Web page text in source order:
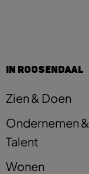
IN ROOSENDAAL
Zien & Doen
Ondernemen &
Talent
Wonen